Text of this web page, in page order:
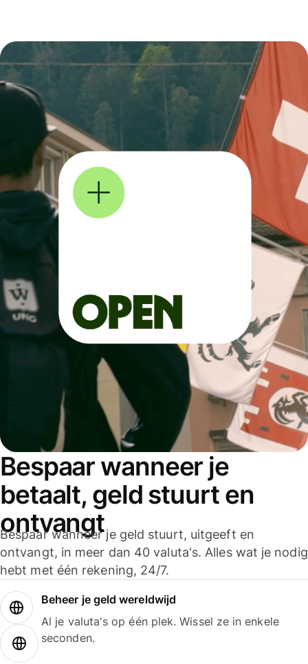
Bespaar wanneer je
betaalt, geld stuurt en
ontvangt
Bespaar wanneer je geld stuurt, uitgeeft en
ontvangt, in meer dan 40 valuta's. Alles wat je nodig
hebt met één rekening, 24/7.
Beheer je geld wereldwijd
Al je valuta's op één plek. Wissel ze in enkele
seconden.